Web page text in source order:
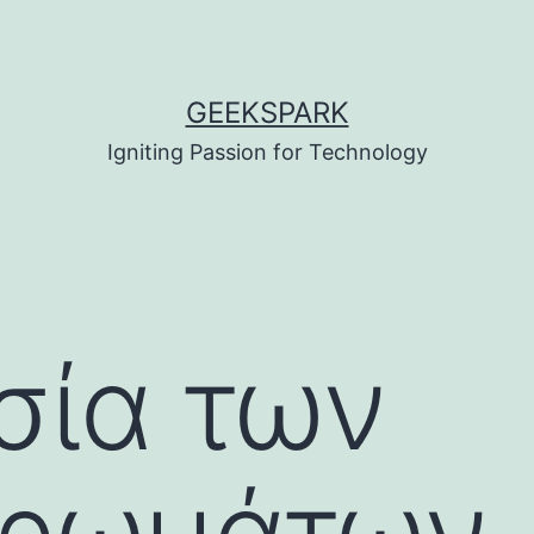
GEEKSPARK
Igniting Passion for Technology
των